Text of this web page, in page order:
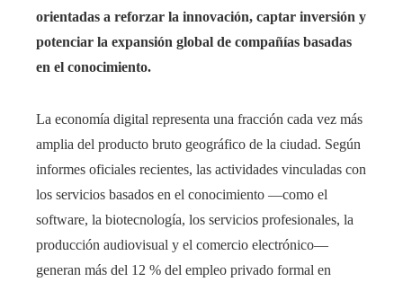
orientadas a reforzar la innovación, captar inversión y
potenciar la expansión global de compañías basadas
en el conocimiento.
La economía digital representa una fracción cada vez más
amplia del producto bruto geográfico de la ciudad. Según
informes oficiales recientes, las actividades vinculadas con
los servicios basados en el conocimiento —como el
software, la biotecnología, los servicios profesionales, la
producción audiovisual y el comercio electrónico—
generan más del 12 % del empleo privado formal en